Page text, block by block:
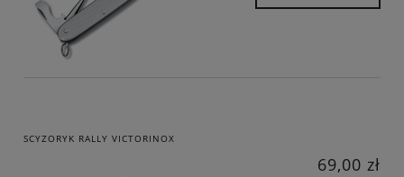
SCYZORYK RALLY VICTORINOX
69,00 zł